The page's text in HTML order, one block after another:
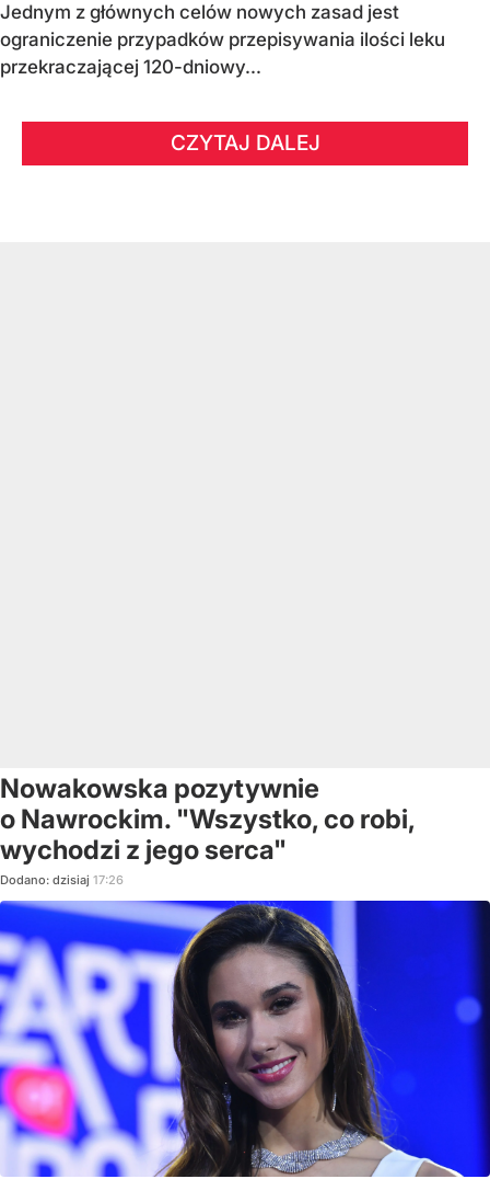
Jednym z głównych celów nowych zasad jest
ograniczenie przypadków przepisywania ilości leku
przekraczającej 120-dniowy...
CZYTAJ DALEJ
Nowakowska pozytywnie
o Nawrockim. "Wszystko, co robi,
wychodzi z jego serca"
Dodano: dzisiaj 17:26